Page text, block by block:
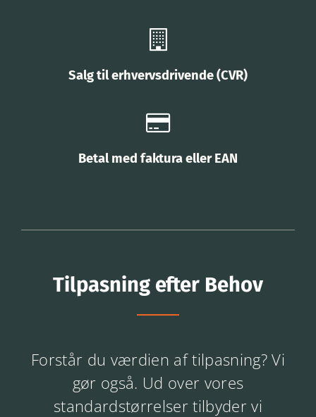
Salg til erhvervsdrivende (CVR)
Betal med faktura eller EAN
Tilpasning efter Behov
Forstår du værdien af tilpasning? Vi
gør også. Ud over vores
standardstørrelser tilbyder vi